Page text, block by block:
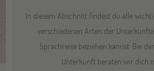
In diesem Abschnitt findest du alle
verschiedenen Arten der
Sprachreise beziehen kannst. Bei
Unterkunft beraten wir dich